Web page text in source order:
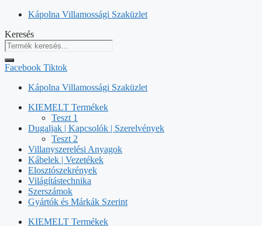
Kilépés
tartalomba
Kápolna Villamossági Szaküzlet
Keresés
Facebook Tiktok
Kápolna Villamossági Szaküzlet
KIEMELT Termékek
Teszt 1
Dugaljak | Kapcsolók | Szerelvények
Teszt 2
Villanyszerelési Anyagok
Kábelek | Vezetékek
Elosztószekrények
Világítástechnika
Szerszámok
Gyártók és Márkák Szerint
KIEMELT Termékek